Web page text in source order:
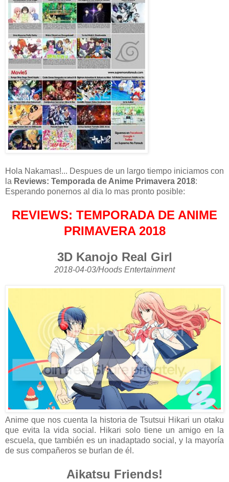
Hola Nakamas!... Despues de un largo tiempo iniciamos con
la Reviews: Temporada de Anime Primavera 2018:
Esperando ponernos al dia lo mas pronto posible:
REVIEWS: TEMPORADA DE ANIME
PRIMAVERA 2018
3D Kanojo Real Girl
2018-04-03/Hoods Entertainment
Anime que nos cuenta la historia de Tsutsui Hikari un otaku
que evita la vida social. Hikari solo tiene un amigo en la
escuela, que también es un inadaptado social, y la mayoría
de sus compañeros se burlan de él.
Aikatsu Friends!